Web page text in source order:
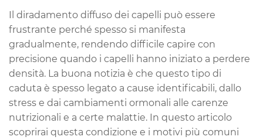
Il diradamento diffuso dei capelli può essere
frustrante perché spesso si manifesta
gradualmente, rendendo difficile capire con
precisione quando i capelli hanno iniziato a perdere
densità. La buona notizia è che questo tipo di
caduta è spesso legato a cause identificabili, dallo
stress e dai cambiamenti ormonali alle carenze
nutrizionali e a certe malattie. In questo articolo
scoprirai questa condizione e i motivi più comuni